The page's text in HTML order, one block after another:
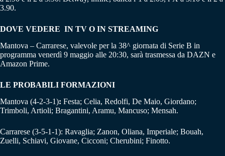
3.90.
DOVE VEDERE IN TV O IN STREAMING
Mantova – Carrarese, valevole per la 38^ giornata di Serie B in
programma venerdì 9 maggio alle 20:30, sarà trasmessa da DAZN e
Amazon Prime.
LE PROBABILI FORMAZIONI
Mantova (4-2-3-1): Festa; Celia, Redolfi, De Maio, Giordano;
Trimboli, Artioli; Bragantini, Aramu, Mancuso; Mensah.
Carrarese (3-5-1-1): Ravaglia; Zanon, Oliana, Imperiale; Bouah,
Zuelli, Schiavi, Giovane, Cicconi; Cherubini; Finotto.